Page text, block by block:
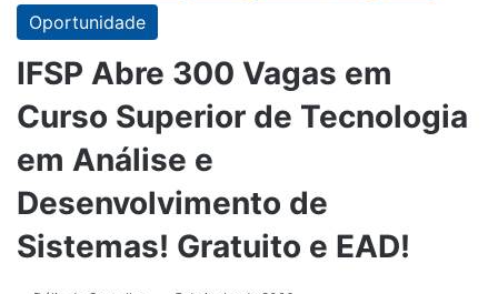
Oportunidade
IFSP Abre 300 Vagas em
Curso Superior de Tecnologia
em Análise e
Desenvolvimento de
Sistemas! Gratuito e EAD!